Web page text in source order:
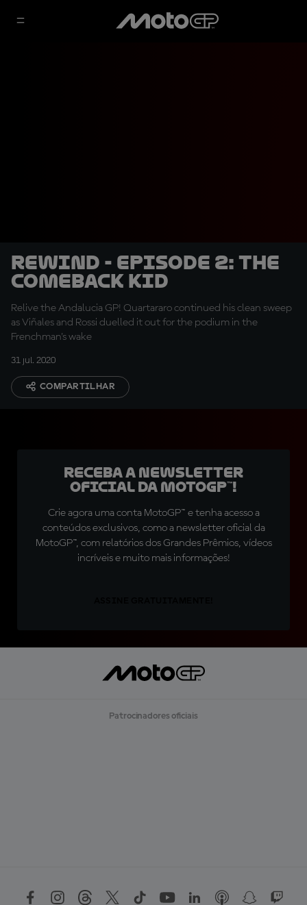
Rewind - Episode 2: The
comeback kid
Relive the Andalucia GP! Quartararo continued his clean sweep
as Viñales and Rossi duelled it out for the podium in the
Frenchman's wake
31 jul. 2020
COMPARTILHAR
Receba a newsletter
oficial da MotoGP™!
Crie agora uma conta MotoGP™ e tenha acesso a
conteúdos exclusivos, como a newsletter oficial da
MotoGP™, com relatórios dos Grandes Prêmios, vídeos
incríveis e muito mais informações!
Patrocinadores oficiais